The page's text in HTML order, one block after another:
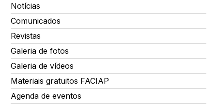
Notícias
Comunicados
Revistas
Galeria de fotos
Galeria de vídeos
Materiais gratuitos FACIAP
Agenda de eventos